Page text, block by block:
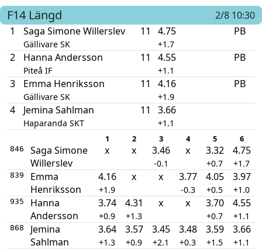
F14 Längd
2/8 10:30
1
Saga Simone Willerslev
Gällivare SK
11 4.75
+1.7
PB
2 Hanna Andersson
Piteå IF
11 4.55
+1.1
PB
3 Emma Henriksson
Gällivare SK
11 4.16
+1.9
PB
4 Jemina Sahlman
Haparanda SKT
11 3.66
+1.1
1 2 3 4 5 6
846
Saga Simone
Willerslev
x x 3.46
-0.1
x 3.32
+0.7
4.75
+1.7
839
Emma
Henriksson
4.16
+1.9
x x 3.77
-0.3
4.05
+0.5
3.97
+1.0
935
Hanna
Andersson
3.74
+0.9
4.31
+1.3
x x 3.70
+0.7
4.55
+1.1
868
Jemina
Sahlman
3.64
+1.3
3.57
+0.9
3.45
+2.1
3.48
+0.3
3.59
+1.5
3.66
+1.1